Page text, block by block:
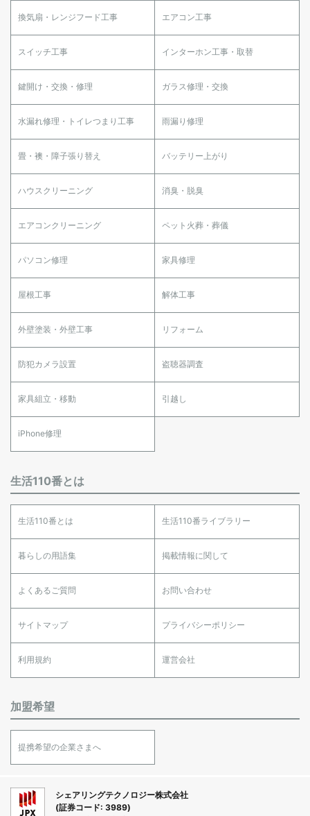
換気扇・レンジフード工事 エアコン工事
スイッチ工事 インターホン工事・取替
鍵開け・交換・修理 ガラス修理・交換
水漏れ修理・トイレつまり工事 雨漏り修理
畳・襖・障子張り替え バッテリー上がり
ハウスクリーニング 消臭・脱臭
エアコンクリーニング ペット火葬・葬儀
パソコン修理 家具修理
屋根工事 解体工事
外壁塗装・外壁工事 リフォーム
防犯カメラ設置 盗聴器調査
家具組立・移動 引越し
iPhone修理
生活110番とは
生活110番とは 生活110番ライブラリー
暮らしの用語集 掲載情報に関して
よくあるご質問 お問い合わせ
サイトマップ プライバシーポリシー
利用規約 運営会社
加盟希望
提携希望の企業さまへ
シェアリングテクノロジー株式会社
(証券コード: 3989)